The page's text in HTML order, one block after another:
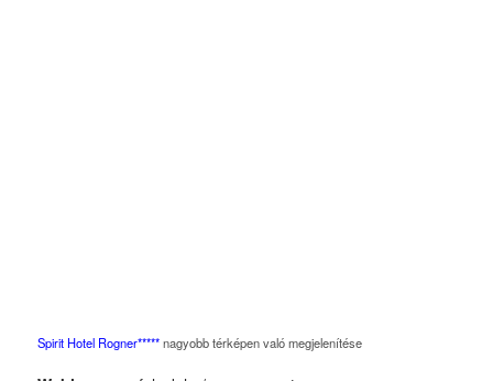
Spirit Hotel Rogner*****nagyobb térképen való megjelenítése